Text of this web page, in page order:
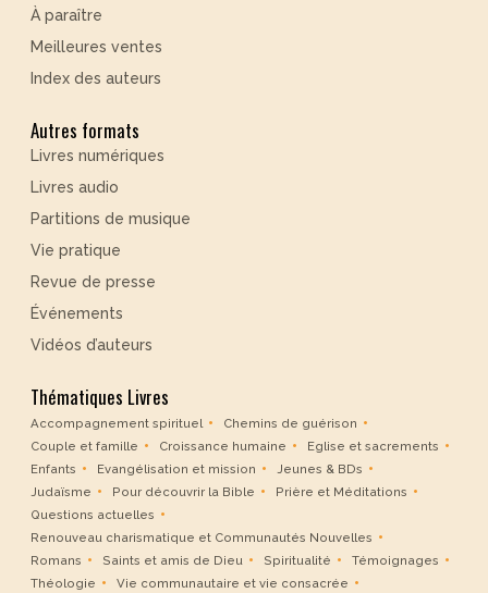
À paraître
Meilleures ventes
Index des auteurs
Autres formats
Livres numériques
Livres audio
Partitions de musique
Vie pratique
Revue de presse
Événements
Vidéos d’auteurs
Thématiques Livres
Accompagnement spirituel
Chemins de guérison
Couple et famille
Croissance humaine
Eglise et sacrements
Enfants
Evangélisation et mission
Jeunes & BDs
Judaïsme
Pour découvrir la Bible
Prière et Méditations
Questions actuelles
Renouveau charismatique et Communautés Nouvelles
Romans
Saints et amis de Dieu Spiritualité
Témoignages
Théologie
Vie communautaire et vie consacrée